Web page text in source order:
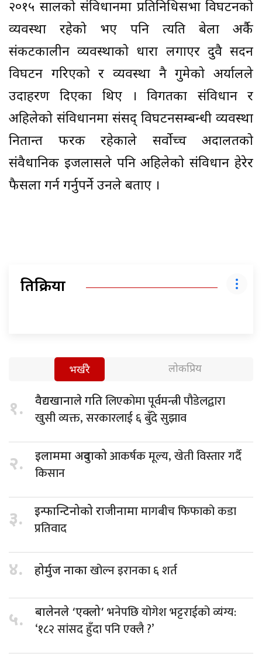
२०१५ सालको संविधानमा प्रतिनिधिसभा विघटनको
व्यवस्था रहेको भए पनि त्यति बेला अर्कै
संकटकालीन व्यवस्थाको धारा लगाएर दुवै सदन
विघटन गरिएको र व्यवस्था नै गुमेको अर्यालले
उदाहरण दिएका थिए । विगतका संविधान र
अहिलेको संविधानमा संसद् विघटनसम्बन्धी व्यवस्था
नितान्त फरक रहेकाले सर्वोच्च अदालतको
संवैधानिक इजलासले पनि अहिलेको संविधान हेरेर
फैसला गर्न गर्नुपर्ने उनले बताए ।
प्रतिक्रिया
भर्खरै लोकप्रिय
१. वैद्यखानाले गतिलिएकोमा पूर्वमन्त्री पौडेलद्वारा
खुसी व्यक्त, सरकारलाई ६ बुँदे सुझाव
२. इलाममा अदुवाकोआकर्षक मूल्य, खेती विस्तार गर्दै
किसान
३. इन्फान्टिनोको राजीनामामागबीच फिफाको कडा
प्रतिवाद
४. होर्मुज नाकाखोल्न इरानका ६ शर्त
५. बालेनले ‘एक्लो’ भनेपछि योगेश भट्टराईको व्यंग्य:
‘१८२ सांसद हुँदा पनि एक्लै ?’